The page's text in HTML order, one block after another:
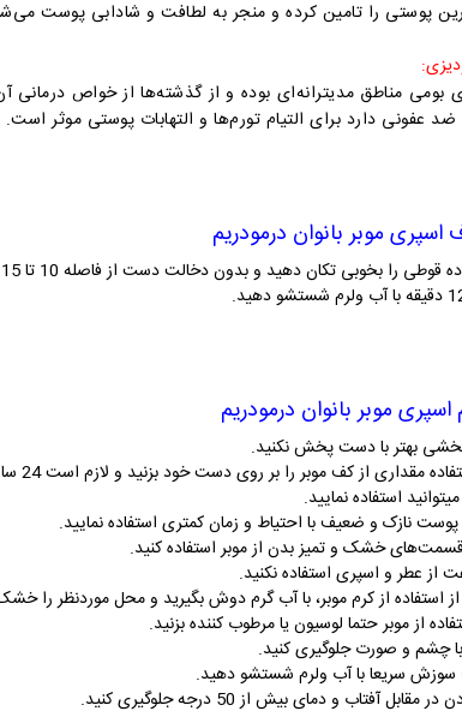
پوستی را تامین کرده و منجر به لطافت و شادابی پوست
بومی مناطق مدیترانه‌ای بوده و از گذشته‌ها از خواص
ضد عفونی دارد برای التیام تورم‌ها و التهابات پوستی موثر است.
اسپری موبربانوان درمودریم
موبربانوان درمودریم
بخشی بهتر با دست پخش نکنید.
از کف موبر را بر روی دست خود بزنید و لازم است 24 ساعت بعد واکنش آن زا بینید اگر دچار سوزش، خارش، قرمزی و حساسیت
استفاده نمایید.
نازک و ضعیف با احتیاط و زمان کمتری استفاده نمایید.
خشک و تمیز بدن از موبر استفاده کنید.
استفاده از کرم موبر، با آب گرم دوش بگیرید و محل موردنظر را
از موبر حتما لوسیون یا مرطوب کننده بزنید.
چشم و صورت جلوگیری کنید.
سریعا با آب ولرم شستشو دهید.
آفتاب و دمای بیش از 50 درجه جلوگیری کنید.